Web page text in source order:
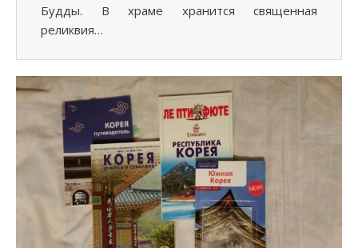
Будды. В храме хранится священная
реликвия…